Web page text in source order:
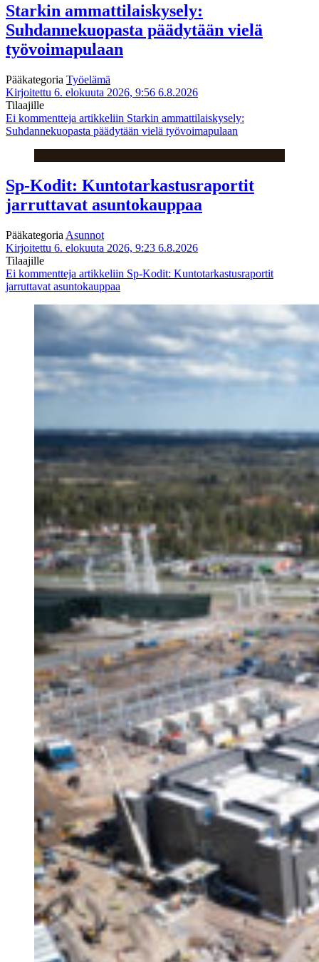
Starkin ammattilaiskysely:
Suhdannekuopasta päädytään vielä
työvoimapulaan
Pääkategoria Työelämä
Kirjoitettu 6. elokuuta 2026, 9:56 6.8.2026
Tilaajille
Ei kommentteja artikkeliin Starkin ammattilaiskysely:
Suhdannekuopasta päädytään vielä työvoimapulaan
Sp-Kodit: Kuntotarkastusraportit
jarruttavat asuntokauppaa
Pääkategoria Asunnot
Kirjoitettu 6. elokuuta 2026, 9:23 6.8.2026
Tilaajille
Ei kommentteja artikkeliin Sp-Kodit: Kuntotarkastusraportit
jarruttavat asuntokauppaa